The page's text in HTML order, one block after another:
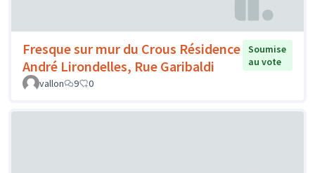
Fresque sur mur du Crous Résidence
André Lirondelles, Rue Garibaldi
Soumise
au vote
vallon
9 0